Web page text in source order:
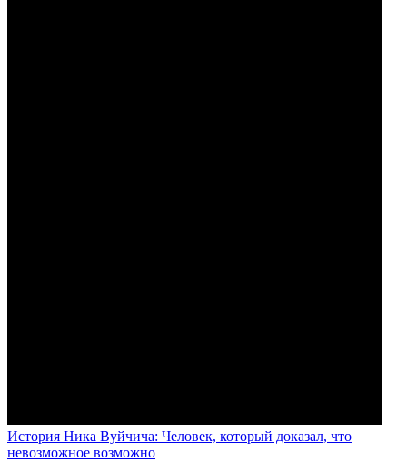
История Ника Вуйчича: Человек, который доказал, что
невозможное возможно